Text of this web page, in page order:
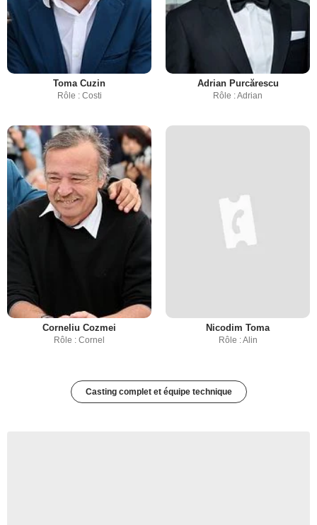
Toma Cuzin
Rôle : Costi
Adrian Purcărescu
Rôle : Adrian
Corneliu Cozmei
Rôle : Cornel
Nicodim Toma
Rôle : Alin
Casting complet et équipe technique